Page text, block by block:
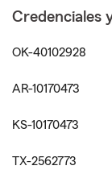
Credenciales
OK-40102928
AR-10170473
KS-10170473
TX-2562773